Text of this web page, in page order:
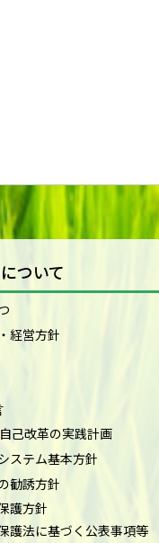
ついて
経営方針
己改革の実践計画
ステム基本方針
勧誘方針
護方針
護法に基づく公表事項等